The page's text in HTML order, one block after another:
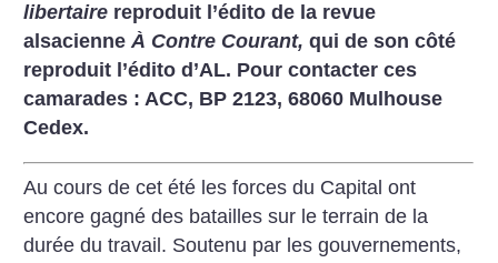
libertaire reproduit l’édito de la revue
alsacienneÀ Contre Courant, qui de son côté
reproduit l’édito d’AL. Pour contacter ces
camarades : ACC, BP 2123, 68060 Mulhouse
Cedex.
Au cours de cet été les forces du Capital ont
encore gagné des batailles sur le terrain de la
durée du travail. Soutenu par les gouvernements,